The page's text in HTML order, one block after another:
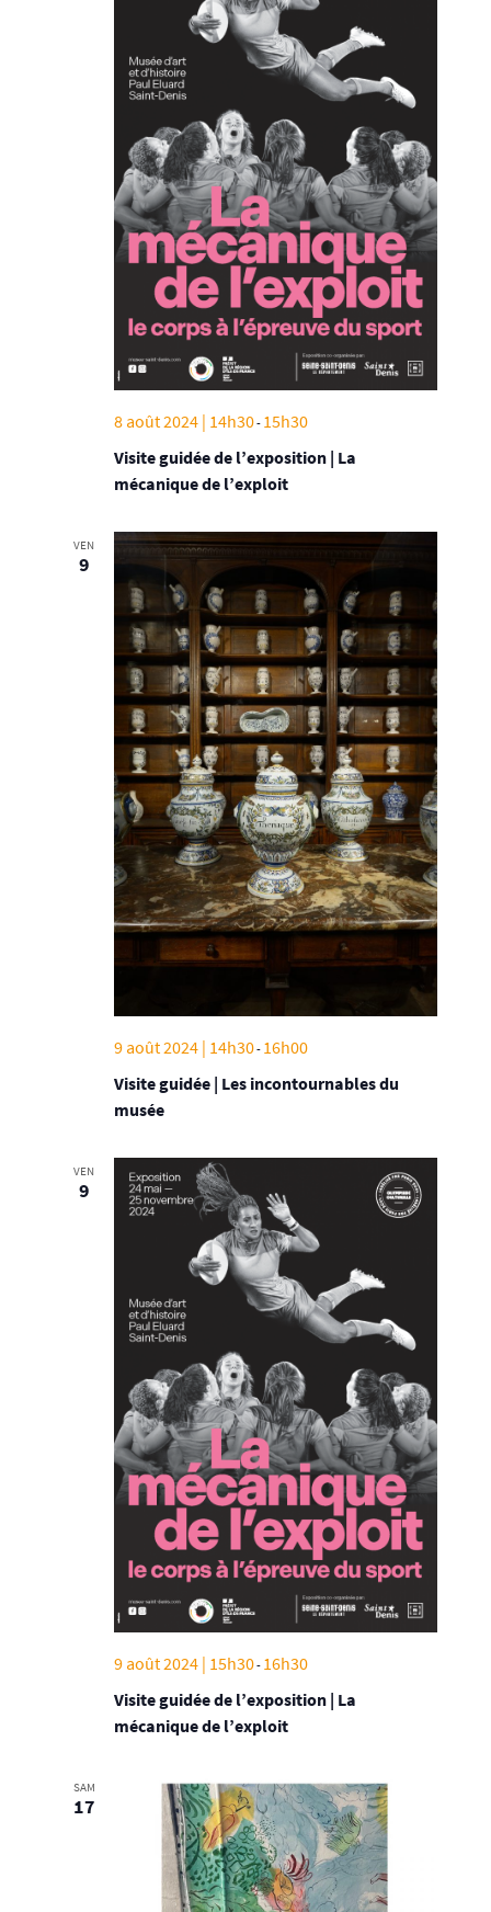
Visite guidée de l’exposition | La
mécanique de l’exploit
8 août 2024 | 14h30- 15h30
VEN
9
Visite guidée | Les incontournables du
musée
9 août 2024 | 14h30- 16h00
VEN
9
Visite guidée de l’exposition | La
mécanique de l’exploit
9 août 2024 | 15h30- 16h30
SAM
17